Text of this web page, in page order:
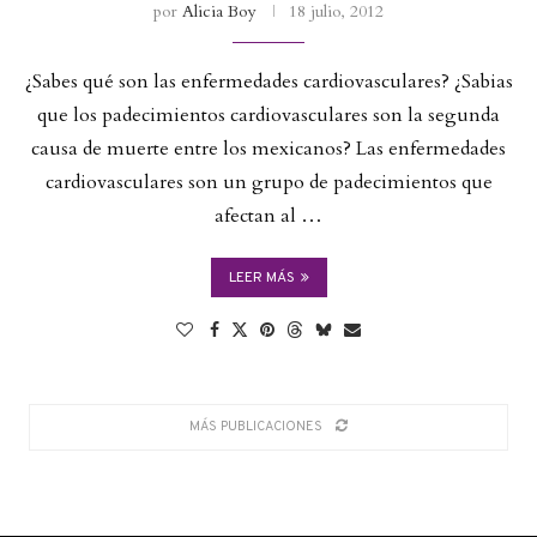
por Alicia Boy 18 julio, 2012
¿Sabes qué son las enfermedades cardiovasculares? ¿Sabias
que los padecimientos cardiovasculares son la segunda
causa de muerte entre los mexicanos? Las enfermedades
cardiovasculares son un grupo de padecimientos que
afectan al …
LEER MÁS
MÁS PUBLICACIONES